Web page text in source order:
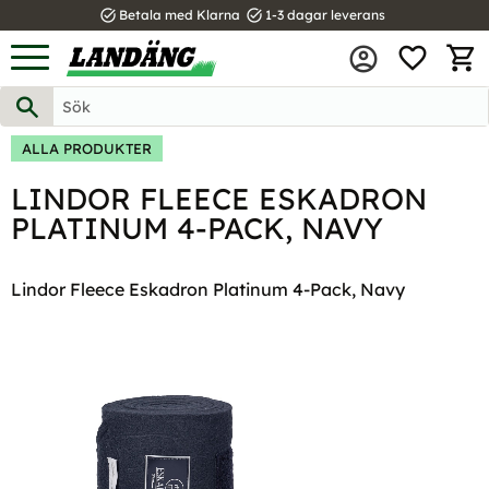
Meny
task_alt Betala med Klarna task_alt 1-3 dagar leverans
ALLA PRODUKTER
LINDOR FLEECE ESKADRON
PLATINUM 4-PACK, NAVY
Lindor Fleece Eskadron Platinum 4-Pack, Navy